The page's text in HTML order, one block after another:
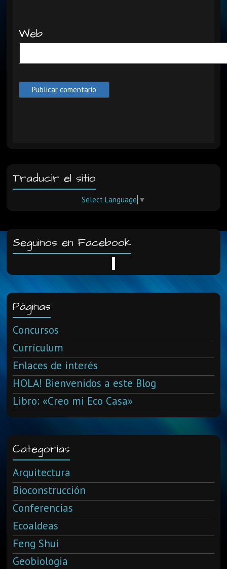
Web
Traducir el sitio
Select Language ▼
Seguinos en Facebook
Páginas
Concursos
Currículum
Enlaces de interés
HOLA! Bienvenidos a este Blog
Libro: «Creo mi Eco Casa»
Categorías
Arquitectura
Bioconstrucción
Conferencias
Ecoaldeas
Feng Shui
Geobiologia